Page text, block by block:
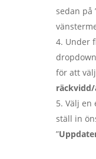
sedan på
Under
för att
Välj en
ställ in
”